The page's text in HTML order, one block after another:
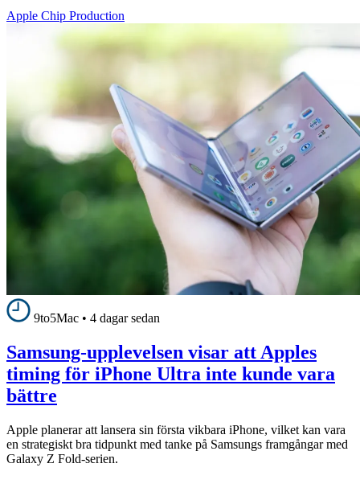
Apple Chip Production
9to5Mac • 4 dagar sedan
Samsung-upplevelsen visar att Apples
timing för iPhone Ultra inte kunde vara
bättre
Apple planerar att lansera sin första vikbara iPhone, vilket kan vara
en strategiskt bra tidpunkt med tanke på Samsungs framgångar med
Galaxy Z Fold-serien.